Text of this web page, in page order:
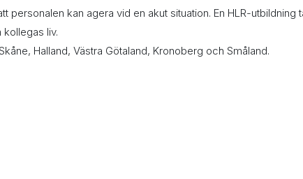
personalen kan agera vid en akut situation. En HLR-
liv.
Halland, Västra Götaland, Kronoberg och Småland.